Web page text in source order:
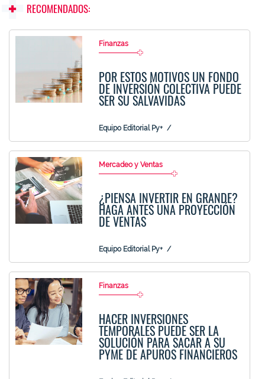
RECOMENDADOS:
Finanzas
POR ESTOS MOTIVOS UN FONDO
DE INVERSIÓN COLECTIVA PUEDE
SER SU SALVAVIDAS
Equipo Editorial Py+
Mercadeo y Ventas
¿PIENSA INVERTIR EN GRANDE?
HAGA ANTES UNA PROYECCIÓN
DE VENTAS
Equipo Editorial Py+
Finanzas
HACER INVERSIONES
TEMPORALES PUEDE SER LA
SOLUCIÓN PARA SACAR A SU
PYME DE APUROS FINANCIEROS